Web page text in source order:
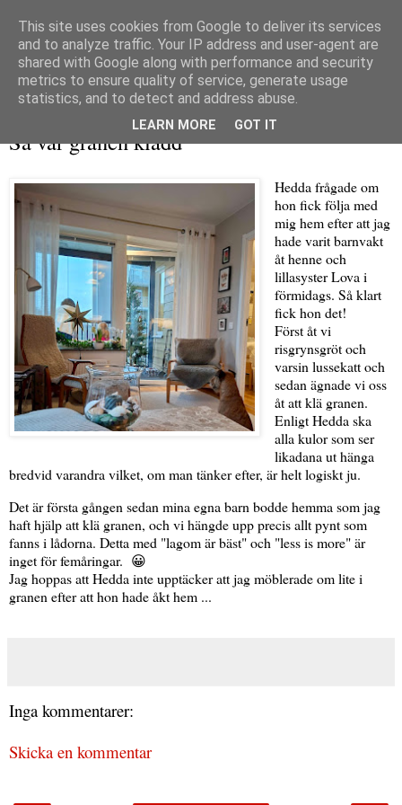
Så var granen klädd
Hedda frågade om
hon fick följa med
mig hem efter att jag
hade varit barnvakt
åt henne och
lillasyster Lova i
förmidags. Så klart
fick hon det!
Först åt vi
risgrynsgröt och
varsin lussekatt och
sedan ägnade vi oss
åt att klä granen.
Enligt Hedda ska
alla kulor som ser
likadana ut hänga
bredvid varandra vilket, om man tänker efter, är helt logiskt ju.
Det är första gången sedan mina egna barn bodde hemma som jag
haft hjälp att klä granen, och vi hängde upp precis allt pynt som
fanns i lådorna. Detta med "lagom är bäst" och "less is more" är
inget för femåringar. 😀
Jag hoppas att Hedda inte upptäcker att jag möblerade om lite i
granen efter att hon hade åkt hem ...
Inga kommentarer:
Skicka en kommentar
This site uses cookies from Google to deliver its services
and to analyze traffic. Your IP address and user-agent are
shared with Google along with performance and security
metrics to ensure quality of service, generate usage
statistics, and to detect and address abuse.
LEARN MORE GOT IT